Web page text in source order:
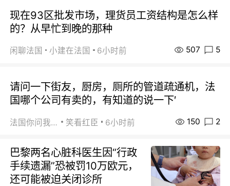
现在93区批发市场，理货员工资结构是怎么样
的？从早忙到晚的那种
闲聊法国 小建在法国 6小时前 507 5
请问一下街友，厨房，厕所的管道疏通机，法
国哪个公司有卖的，有知道的说一下′
法国你问我答 笑看红臣 6小时前 150 2
巴黎两名心脏科医生因“行政
手续遗漏”恐被罚10万欧元，
还可能被迫关闭诊所